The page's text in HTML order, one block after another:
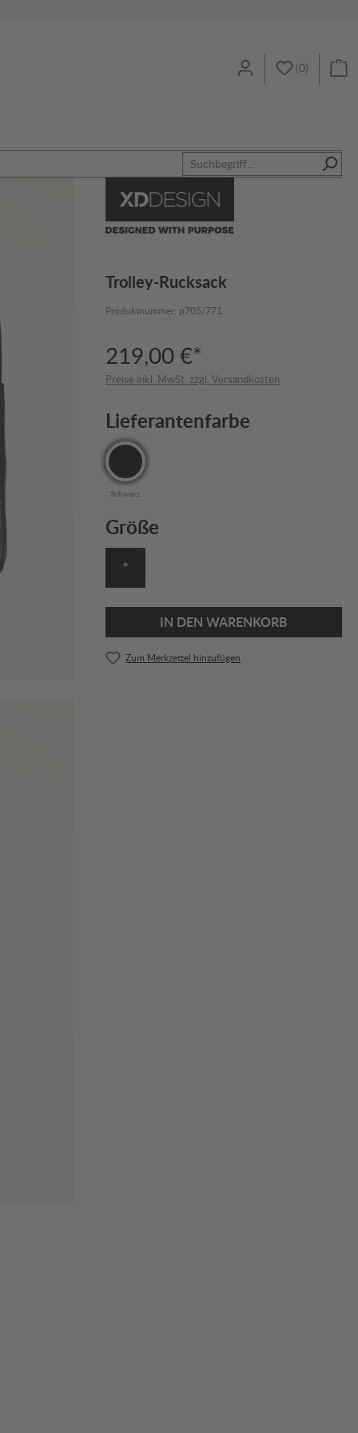
(0)
Trolley-Rucksack
Produktnummer: p705/771
219,00 €*
Preise inkl. MwSt. zzgl. Versandkosten
Lieferantenfarbe
Schwarz
Größe
*
IN DEN WARENKORB
Zum Merkzettel hinzufügen